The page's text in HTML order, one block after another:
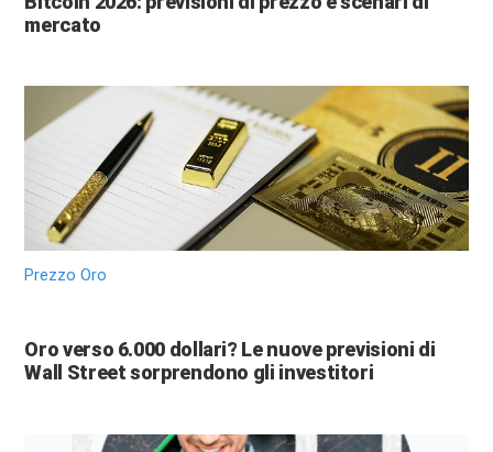
mercato
Prezzo Oro
Oro verso 6.000 dollari? Le nuove previsioni di
Wall Street sorprendono gli investitori